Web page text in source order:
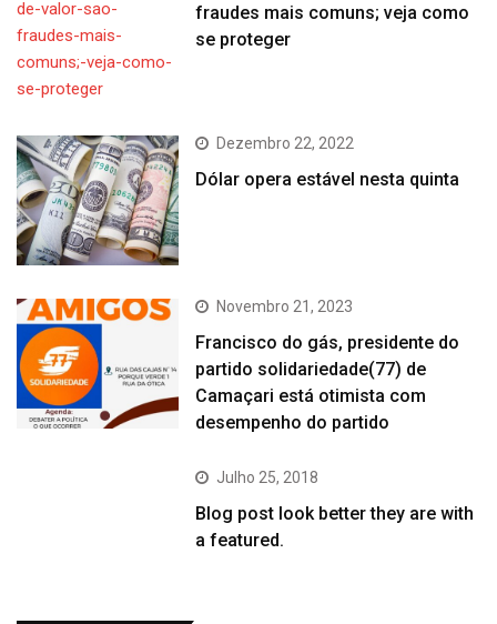
fraudes mais comuns; veja como
se proteger
Dezembro 22, 2022
Dólar opera estável nesta quinta
Novembro 21, 2023
Francisco do gás, presidente do
partido solidariedade(77) de
Camaçari está otimista com
desempenho do partido
Julho 25, 2018
Blog post look better they are with
a featured.